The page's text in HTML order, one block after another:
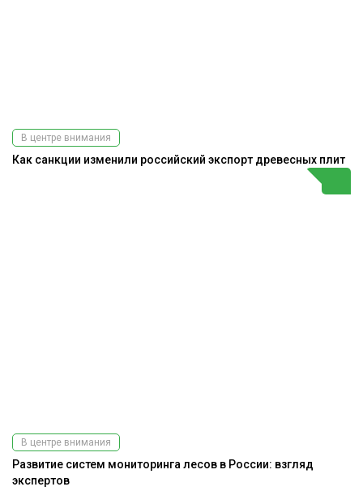
В центре внимания
Как санкции изменили российский экспорт древесных плит
В центре внимания
Развитие систем мониторинга лесов в России: взгляд
экспертов